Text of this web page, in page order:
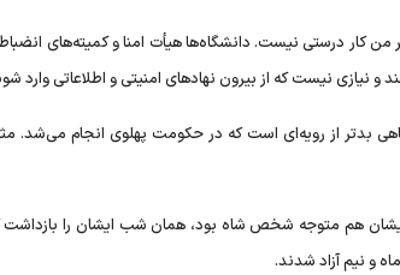
کار درستی نیست. دانشگاه‌ها هیأت امنا و کمیته‌های
و نیازی نیست که از بیرون نهادهای امنیتی و اطلاعاتی وارد
بدتر از رویه‌ای است که در حکومت پهلوی انجام می‌شد.
پیکان حمله ایشان هم متوجه شخص شاه بود، همان شب ایشان را
و نیم آزاد شدند.